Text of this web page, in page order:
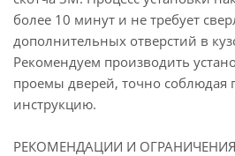
более 10 минут и не требует
дополнительных отверстий в
Рекомендуем производить
проемы дверей, точно
инструкцию.
РЕКОМЕНДАЦИИ И